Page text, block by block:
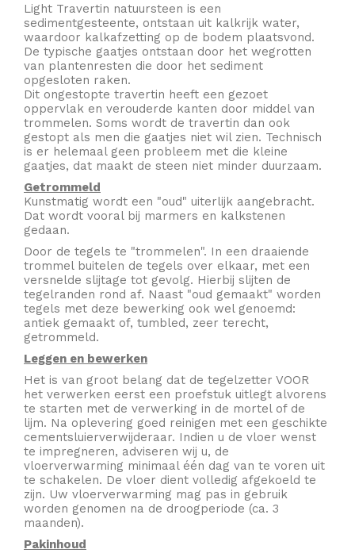
Light Travertin natuursteen is een
sedimentgesteente, ontstaan uit kalkrijk water,
waardoor kalkafzetting op de bodem plaatsvond.
De typische gaatjes ontstaan door het wegrotten
van plantenresten die door het sediment
opgesloten raken.
Dit ongestopte travertin heeft een gezoet
oppervlak en verouderde kanten door middel van
trommelen. Soms wordt de travertin dan ook
gestopt als men die gaatjes niet wil zien. Technisch
is er helemaal geen probleem met die kleine
gaatjes, dat maakt de steen niet minder duurzaam.
Getrommeld
Kunstmatig wordt een "oud" uiterlijk aangebracht.
Dat wordt vooral bij marmers en kalkstenen
gedaan.
Door de tegels te "trommelen". In een draaiende
trommel buitelen de tegels over elkaar, met een
versnelde slijtage tot gevolg. Hierbij slijten de
tegelranden rond af. Naast "oud gemaakt" worden
tegels met deze bewerking ook wel genoemd:
antiek gemaakt of, tumbled, zeer terecht,
getrommeld.
Leggen en bewerken
Het is van groot belang dat de tegelzetter VOOR
het verwerken eerst een proefstuk uitlegt alvorens
te starten met de verwerking in de mortel of de
lijm. Na oplevering goed reinigen met een geschikte
cementsluierverwijderaar. Indien u de vloer wenst
te impregneren, adviseren wij u, de
vloerverwarming minimaal één dag van te voren uit
te schakelen. De vloer dient volledig afgekoeld te
zijn. Uw vloerverwarming mag pas in gebruik
worden genomen na de droogperiode (ca. 3
maanden).
Pakinhoud